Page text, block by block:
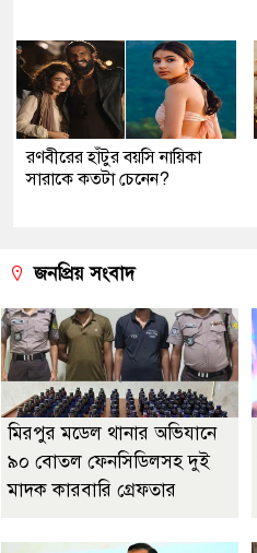
রণবীরের হাঁটুর বয়সি নায়িকা
সারাকে কতটা চেনেন?
জনপ্রিয় সংবাদ
মিরপুর মডেল থানার অভিযানে
৯০ বোতল ফেনসিডিলসহ দুই
মাদক কারবারি গ্রেফতার